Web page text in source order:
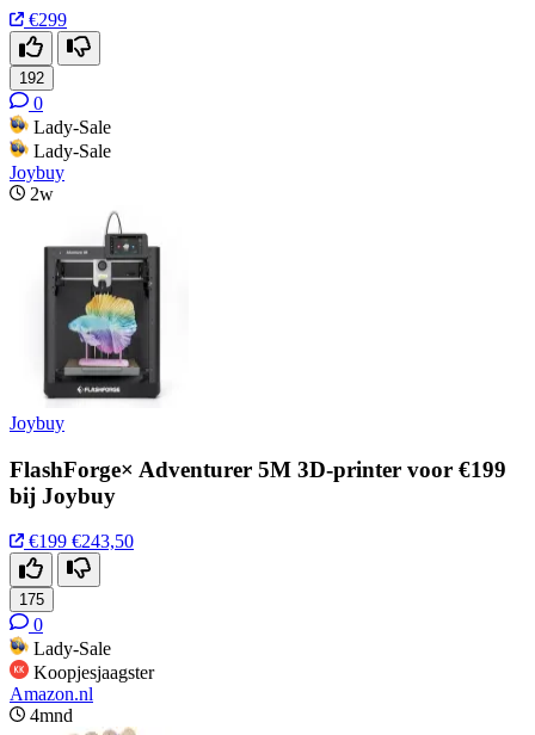
€299
192
0
Lady-Sale
Lady-Sale
Joybuy
2w
Joybuy
FlashForge× Adventurer 5M 3D-printer voor €199
bij Joybuy
€199 €243,50
175
0
Lady-Sale
Koopjesjaagster
Amazon.nl
4mnd